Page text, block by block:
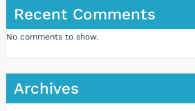
Recent Comments
No comments to show.
Archives